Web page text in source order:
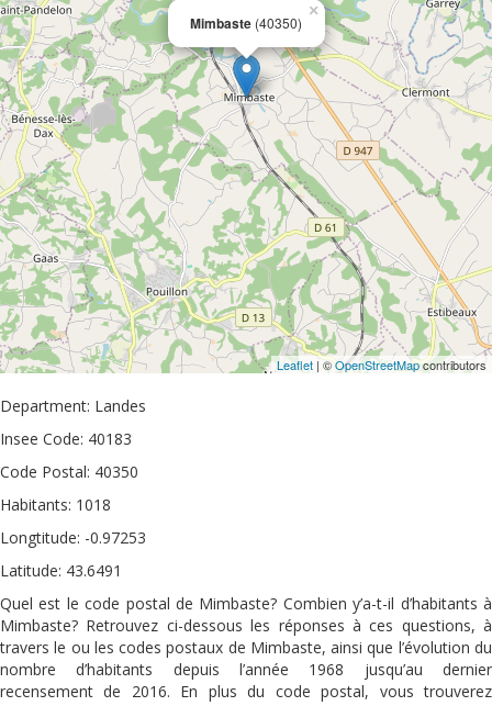
Mimbaste (40350)
×
Leaflet | ©OpenStreetMapcontributors
Department: Landes
Insee Code: 40183
Code Postal: 40350
Habitants: 1018
Longtitude: -0.97253
Latitude: 43.6491
Quel est le code postal de Mimbaste? Combien y’a-t-il d’habitants à
Mimbaste? Retrouvez ci-dessous les réponses à ces questions, à
travers le ou les codes postaux de Mimbaste, ainsi que l’évolution du
nombre d’habitants depuis l’année 1968 jusqu’au dernier
recensement de 2016. En plus du code postal, vous trouverez